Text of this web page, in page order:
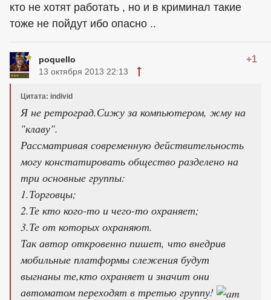
кто не хотят работать , но и в криминал такие
тоже не пойдут ибо опасно ..
poquello +1
13 октября 2013 22:13
Цитата: individ
Я не ретроград.Сижу за компьютером, жму на
"клаву".
Рассматривая современную действительность
могу констатировать общество разделено на
три основные группы:
1.Торговцы;
2.Те кто кого-то и чего-то охраняет;
3.Те от которых охраняют.
Так автор откровенно пишет, что внедрив
мобильные платформы слежения будут
выгнаны те,кто охраняет и значит они
автоматом переходят в третью группу!